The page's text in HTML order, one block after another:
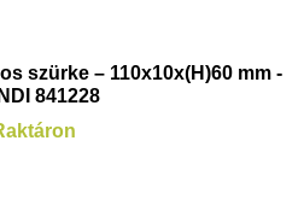
szürke – 110x10x(H)60 mm -
841228